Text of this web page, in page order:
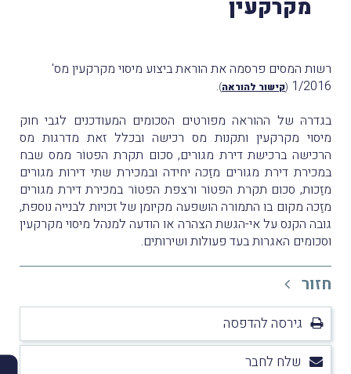
מקרקעין
רשות המסים פרסמה את הוראת ביצוע מיסוי מקרקעין מס'
1/2016
(קישור להוראה)
.
בגדרהּ של ההוראה מפורטים הסכומים המעודכנים לגבי חוק
מיסוי מקרקעין ותקנות מס רכישה ובכלל זאת מדרגות מס
הרכישה ברכישת דירת מגורים, סכום תקרת הפטוֹר ממס שבח
במכירת דירת מגורים מזַכה יחידה ובמכירת שתי דירות מגורים
מזַכות, סכום תקרת הפטוֹר ורצפת הפטוֹר במכירת דירת מגורים
מזַכה מקום בו התמורה הושפעה מקיומן של זכויות לבנייה נוספת,
גובה הקנס על אי-הגשת הצהרה או הודעה למנהל מיסוי מקרקעין
וסכומים האגרות בעד פעולות ושירותים.
חזור
גירסה להדפסה
שלח לחבר